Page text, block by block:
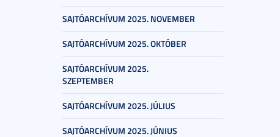
SAJTÓARCHÍVUM 2025. NOVEMBER
SAJTÓARCHÍVUM 2025. OKTÓBER
SAJTÓARCHÍVUM 2025.
SZEPTEMBER
SAJTÓARCHÍVUM 2025. JÚLIUS
SAJTÓARCHÍVUM 2025. JÚNIUS